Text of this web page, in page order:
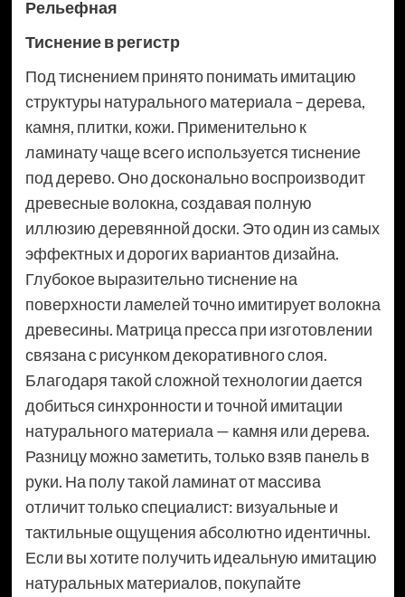
Рельефная
Тиснение в регистр
Под тиснением принято понимать имитацию
структуры натурального материала – дерева,
камня, плитки, кожи. Применительно к
ламинату чаще всего используется тиснение
под дерево. Оно досконально воспроизводит
древесные волокна, создавая полную
иллюзию деревянной доски. Это один из самых
эффектных и дорогих вариантов дизайна.
Глубокое выразительно тиснение на
поверхности ламелей точно имитирует волокна
древесины. Матрица пресса при изготовлении
связана с рисунком декоративного слоя.
Благодаря такой сложной технологии дается
добиться синхронности и точной имитации
натурального материала — камня или дерева.
Разницу можно заметить, только взяв панель в
руки. На полу такой ламинат от массива
отличит только специалист: визуальные и
тактильные ощущения абсолютно идентичны.
Если вы хотите получить идеальную имитацию
натуральных материалов, покупайте